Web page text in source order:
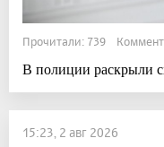
Прочитали: 739
В полиции раскрыли
15:23, 2 авг 2026